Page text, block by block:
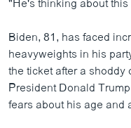
Biden, 81, has faced
heavyweights in his
the ticket after a
President Donald
fears about his age and